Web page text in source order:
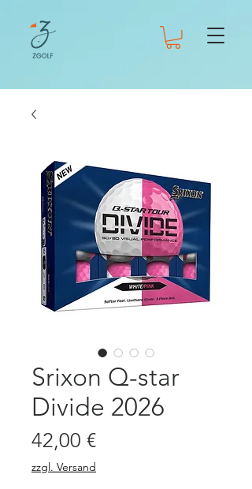
Srixon Q-star
Divide 2026
42,00 €Preis
zzgl. Versand